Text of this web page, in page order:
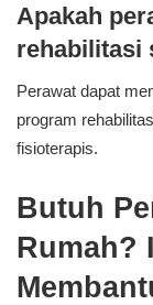
Apakah
rehabilitasi
Perawat dapat
program
fisioterapis.
Butuh
Rumah?